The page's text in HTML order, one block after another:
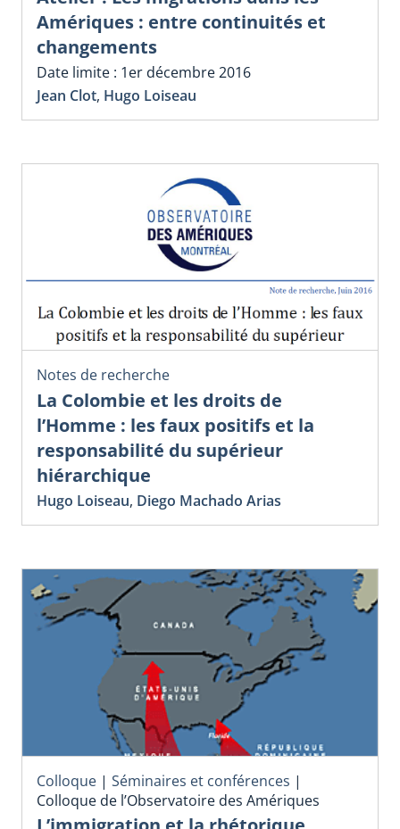
Amériques : entre continuités et
changements
Date limite : 1er décembre 2016
Jean Clot, Hugo Loiseau
Notes de recherche
La Colombie et les droits de
l’Homme : les faux positifs et la
responsabilité du supérieur
hiérarchique
Hugo Loiseau, Diego Machado Arias
Colloque | Séminaires et conférences |
Colloque de l’Observatoire des Amériques